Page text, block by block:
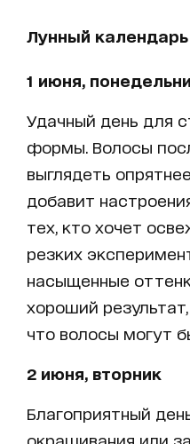
Лунный
1 июня,
Удачный день для
формы. Волосы
выглядеть
добавит
тех, кто хочет
резких
насыщенные
хороший
что волосы могут
2 июня, вторник
Благоприятный
окрашивания или